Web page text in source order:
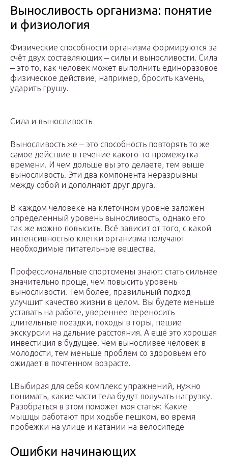
Выносливость организма: понятие
и физиология
Физические способности организма формируются за
счёт двух составляющих ‒ силы и выносливости. Сила
‒ это то, как человек может выполнить единоразовое
физическое действие, например, бросить камень,
ударить грушу.
Сила и выносливость
Выносливость же ‒ это способность повторять то же
самое действие в течение какого-то промежутка
времени. И чем дольше вы это делаете, тем выше
выносливость. Эти два компонента неразрывны
между собой и дополняют друг друга.
В каждом человеке на клеточном уровне заложен
определенный уровень выносливость, однако его
так же можно повысить. Всё зависит от того, с какой
интенсивностью клетки организма получают
необходимые питательные вещества.
Профессиональные спортсмены знают: стать сильнее
значительно проще, чем повысить уровень
выносливости. Тем более, правильный подход
улучшит качество жизни в целом. Вы будете меньше
уставать на работе, увереннее переносить
длительные поездки, походы в горы, пешие
экскурсии на дальние расстояния. А ещё это хорошая
инвестиция в будущее. Чем выносливее человек в
молодости, тем меньше проблем со здоровьем его
ожидает в почтенном возрасте.
LВыбирая для себя комплекс упражнений, нужно
понимать, какие части тела будут получать нагрузку.
Разобраться в этом поможет моя статья: Какие
мышцы работают при ходьбе пешком, во время
пробежки на улице и катании на велосипеде
Ошибки начинающих